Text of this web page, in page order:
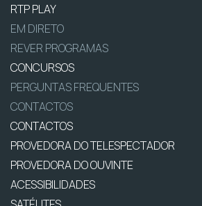
RTP PLAY
EM DIRETO
REVER PROGRAMAS
CONCURSOS
PERGUNTAS FREQUENTES
CONTACTOS
CONTACTOS
PROVEDORA DO TELESPECTADOR
PROVEDORA DO OUVINTE
ACESSIBILIDADES